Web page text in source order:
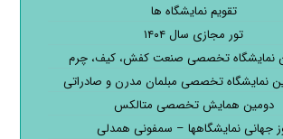
تقویم نمایشگاه ها
تور مجازی سال ۱۴۰۴
نمایشگاه تخصصی صنعت کفش، کیف، چرم
نمایشگاه تخصصی مبلمان مدرن و صادراتی
دومین همایش تخصصی متالکس
جهانی نمایشگاهها – سمفونی همدلی